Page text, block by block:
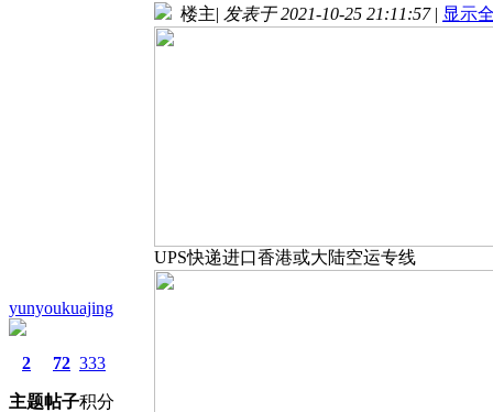
yunyoukuajing
2
主题
72
帖子
333
积分
楼主| 发表于 2021-10-25 21:11:57 | 显示
UPS快递进口香港或大陆空运专线